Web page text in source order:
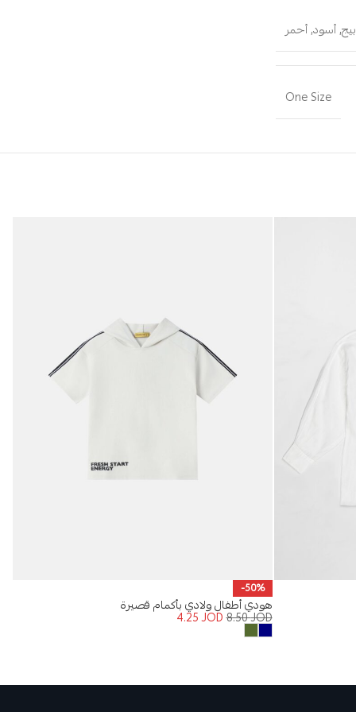
بيج,أسود,أحمر
One Size
-50%
هودي أطفال ولادي بأكمام قصيرة
8.50JOD
4.25JOD